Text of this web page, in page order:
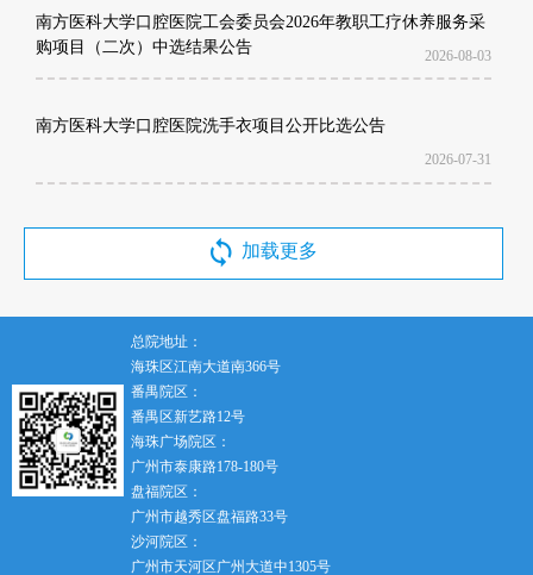
南方医科大学口腔医院工会委员会2026年教职工疗休养服务采
购项目（二次）中选结果公告
2026-08-03
南方医科大学口腔医院洗手衣项目公开比选公告
2026-07-31
加载更多
总院地址：
海珠区江南大道南366号
番禺院区：
番禺区新艺路12号
海珠广场院区：
广州市泰康路178-180号
盘福院区：
广州市越秀区盘福路33号
沙河院区：
广州市天河区广州大道中1305号